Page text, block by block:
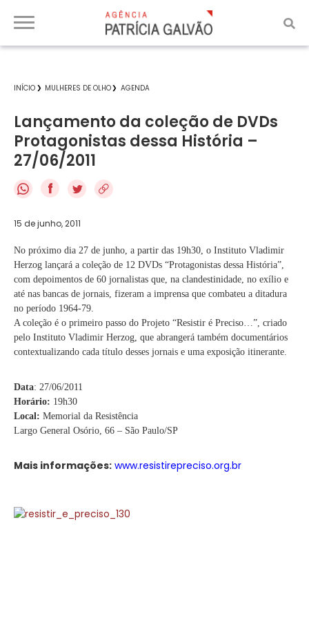
INÍCIO MULHERES DE OLHO AGENDA
Lançamento da coleção de DVDs
Protagonistas dessa História –
27/06/2011
f
15 de junho, 2011
No próximo dia 27 de junho, a partir das 19h30, o Instituto Vladimir
Herzog lançará a coleção de 12 DVDs “Protagonistas dessa História”,
com depoimentos de 60 jornalistas que, na clandestinidade, no exílio e
até nas bancas de jornais, fizeram a imprensa que combateu a ditadura
no período 1964-79.
A coleção é o primeiro passo do Projeto “Resistir é Preciso…”, criado
pelo Instituto Vladimir Herzog, que abrangerá também documentários
contextualizando cada título desses jornais e uma exposição itinerante.
Data: 27/06/2011
Horário: 19h30
Local: Memorial da Resistência
Largo General Osório, 66 – São Paulo/SP
Mais informações: www.resistirepreciso.org.br